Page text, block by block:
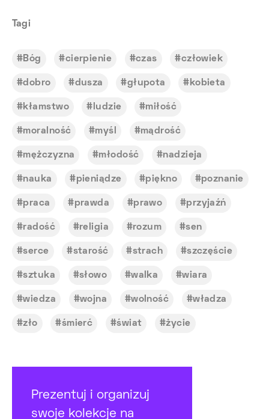
Tagi
Bóg cierpienie czas człowiek
dobro dusza głupota kobieta
kłamstwo ludzie miłość
moralność myśl mądrość
mężczyzna młodość nadzieja
nauka pieniądze piękno poznanie
praca prawda prawo przyjaźń
radość religia rozum sen
serce starość strach szczęście
sztuka słowo walka wiara
wiedza wojna wolność władza
zło śmierć świat życie
Prezentuj i organizuj
swoje kolekcje na